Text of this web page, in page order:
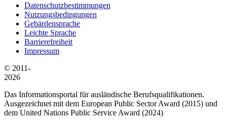
Datenschutzbestimmungen
Nutzungsbedingungen
Gebärdensprache
Leichte Sprache
Barrierefreiheit
Impressum
© 2011-
2026
Das Informationsportal für ausländische Berufsqualifikationen.
Ausgezeichnet mit dem European Public Sector Award (2015) und
dem United Nations Public Service Award (2024)